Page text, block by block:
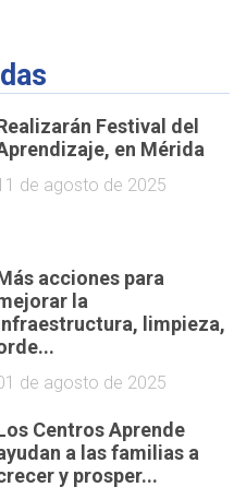
Festival del
en Mérida
de agosto de 2025
acciones para
la
limpieza,
de agosto de 2025
Centros Aprende
a las familias a
y prosper...